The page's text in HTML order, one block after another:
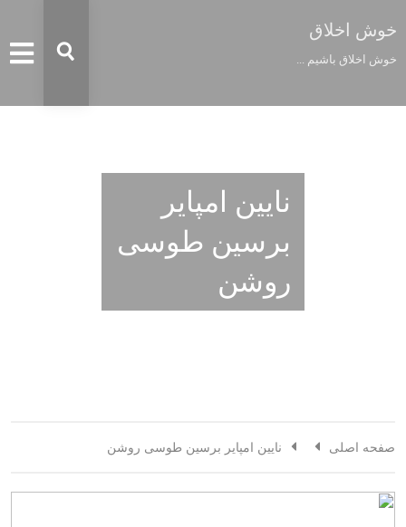
خوش اخلاق
خوش اخلاق باشیم ...
نایین امپایر
برسین طوسی
روشن
صفحه اصلی نایین امپایر برسین طوسی روشن